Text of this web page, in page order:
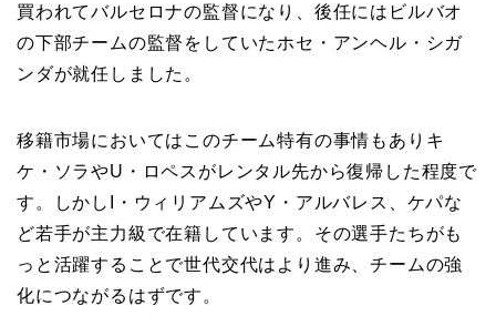
買われてバルセロナの監督になり、後任にはビルバオ
の下部チームの監督をしていたホセ・アンヘル・シガ
ンダが就任しました。
移籍市場においてはこのチーム特有の事情もありキ
ケ・ソラやU・ロペスがレンタル先から復帰した程度で
す。しかしI・ウィリアムズやY・アルバレス、ケパな
ど若手が主力級で在籍しています。その選手たちがも
っと活躍することで世代交代はより進み、チームの強
化につながるはずです。